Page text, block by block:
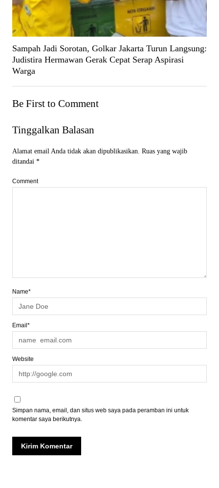
Sampah Jadi Sorotan, Golkar Jakarta Turun Langsung:
Judistira Hermawan Gerak Cepat Serap Aspirasi
Warga
Be First to Comment
Tinggalkan Balasan
Alamat email Anda tidak akan dipublikasikan. Ruas yang wajib
ditandai *
Comment
Name*
Email*
Website
Simpan nama, email, dan situs web saya pada peramban ini untuk
komentar saya berikutnya.